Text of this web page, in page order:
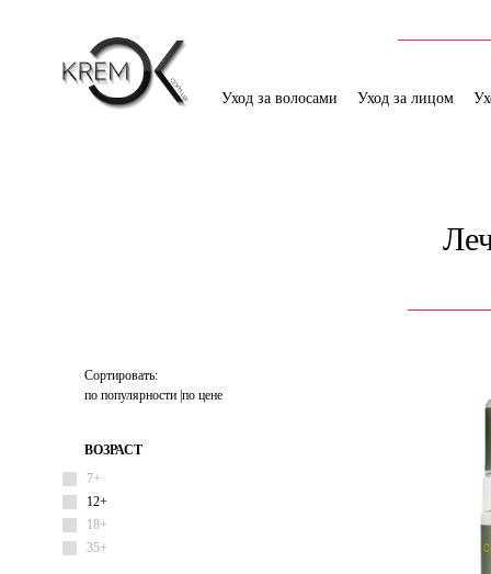
Уход за волосами Уход за лицом
Сортировать:
по популярности по цене
ВОЗРАСТ
7+
12+
18+
35+